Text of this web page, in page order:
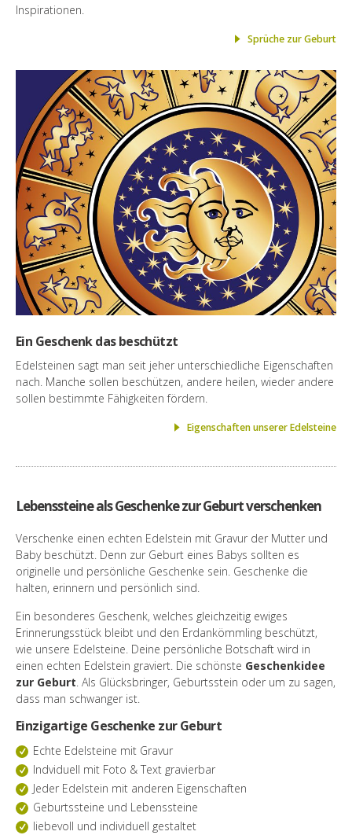
Inspirationen.
Sprüche zur Geburt
Ein Geschenk das beschützt
Edelsteinen sagt man seit jeher unterschiedliche Eigenschaften
nach. Manche sollen beschützen, andere heilen, wieder andere
sollen bestimmte Fähigkeiten fördern.
Eigenschaften unserer Edelsteine
Lebenssteine als Geschenke zur Geburt verschenken
Verschenke einen echten Edelstein mit Gravur der Mutter und
Baby beschützt. Denn zur Geburt eines Babys sollten es
originelle und persönliche Geschenke sein. Geschenke die
halten, erinnern und persönlich sind.
Ein besonderes Geschenk, welches gleichzeitig ewiges
Erinnerungsstück bleibt und den Erdankömmling beschützt,
wie unsere Edelsteine. Deine persönliche Botschaft wird in
einen echten Edelstein graviert. Die schönste Geschenkidee
zur Geburt. Als Glücksbringer, Geburtsstein oder um zu sagen,
dass man schwanger ist.
Einzigartige Geschenke zur Geburt
Echte Edelsteine mit Gravur
Indviduell mit Foto & Text gravierbar
Jeder Edelstein mit anderen Eigenschaften
Geburtssteine und Lebenssteine
liebevoll und individuell gestaltet